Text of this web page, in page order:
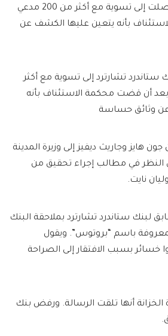
وفي الشهر الماضي، توصلت إلى تسوية مع أكثر من 200 مدعي
بأنه يتعين عليها الكشف عن
تشارترد إلى تسوية مع أكثر
بعد أن قضت محكمة الاستئناف بأنه
وثائق حساسة
هايز وجاريث ديفيز إلى وزيرة المدينة
النظر في مطالب إجراء تحقيق من
نايت.
لبنك ستاندرد تشارترد بملاحقة البنك
باسم “بروتوس”. ويقول
خسائر بسبب الافتقار إلى الصراحة
أنها تلقت الرسالة. ورفض بنك